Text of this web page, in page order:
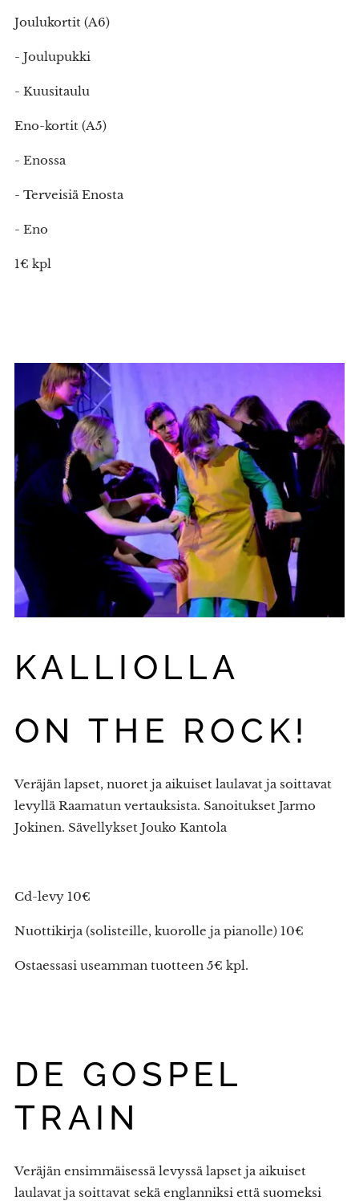
Joulukortit (A6)
- Joulupukki
- Kuusitaulu
Eno-kortit (A5)
- Enossa
- Terveisiä Enosta
- Eno
1€ kpl
KALLIOLLA
ON THE ROCK!
Veräjän lapset, nuoret ja aikuiset laulavat ja soittavat
levyllä Raamatun vertauksista. Sanoitukset Jarmo
Jokinen. Sävellykset Jouko Kantola
Cd-levy 10€
Nuottikirja (solisteille, kuorolle ja pianolle) 10€
Ostaessasi useamman tuotteen 5€ kpl.
DE GOSPEL
TRAIN
Veräjän ensimmäisessä levyssä lapset ja aikuiset
laulavat ja soittavat sekä englanniksi että suomeksi